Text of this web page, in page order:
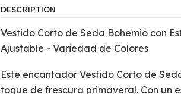
DESCRIPTION
Vestido Corto de Seda Bohemio con
Ajustable - Variedad de Colores
Este encantador Vestido Corto de
toque de frescura primaveral. Con un